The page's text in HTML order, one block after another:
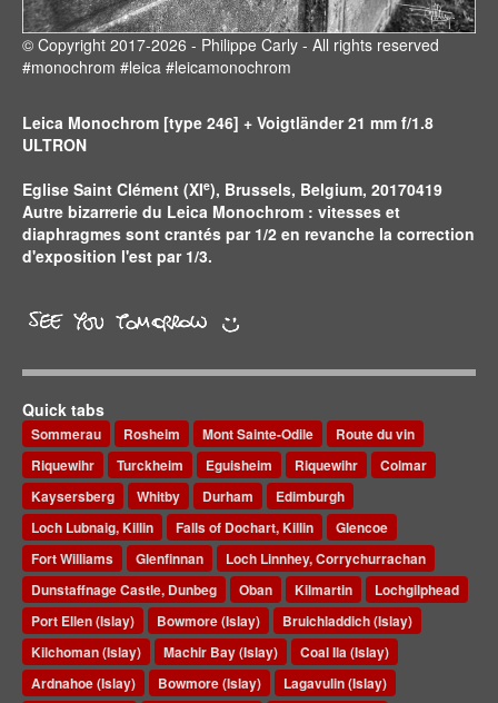
© Copyright 2017-2026 - Philippe Carly - All rights reserved
#monochrom #leica #leicamonochrom
Leica Monochrom [type 246] + Voigtländer 21 mm f/1.8
ULTRON
Eglise Saint Clément (XIe), Brussels, Belgium, 20170419
Autre bizarrerie du Leica Monochrom : vitesses et
diaphragmes sont crantés par 1/2 en revanche la correction
d'exposition l'est par 1/3.
Quick tabs
Sommerau Rosheim Mont Sainte-Odile
Route du vin
Riquewihr
Turckheim Eguisheim Riquewihr
Colmar
Kaysersberg
Whitby Durham
Edimburgh
Loch Lubnaig, Killin
Falls of Dochart, Killin
Glencoe
Fort Williams
Glenfinnan
Loch Linnhey, Corrychurrachan
Dunstaffnage Castle, Dunbeg
Oban Kilmartin
Lochgilphead
Port Ellen (Islay)
Bowmore (Islay)
Bruichladdich (Islay)
Kilchoman (Islay)
Machir Bay (Islay)
Coal Ila (Islay)
Ardnahoe (Islay)
Bowmore (Islay)
Lagavulin (Islay)